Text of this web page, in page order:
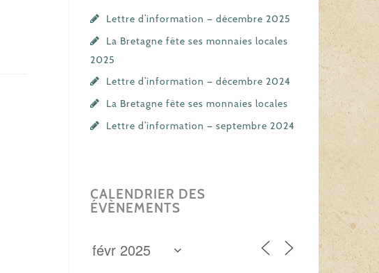
Lettre d’information — décembre 2025
La Bretagne fête ses monnaies locales
2025
Lettre d’information — décembre 2024
La Bretagne fête ses monnaies locales
Lettre d’information — septembre 2024
CALENDRIER DES
ÉVÈNEMENTS